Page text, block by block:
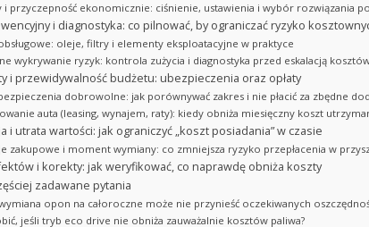
i przyczepność ekonomicznie: ciśnienie, ustawienia i wybór rozwiązania
i diagnostyka: co pilnować, by ograniczać ryzyko
oleje, filtry i elementy eksploatacyjne w praktyce
wykrywanie ryzyk: kontrola zużycia i diagnostyka przed eskalacją
i przewidywalność budżetu: ubezpieczenia oraz opłaty
dobrowolne: jak porównywać zakres i nie płacić za zbędne
auta (leasing, wynajem, raty): kiedy obniża miesięczny koszt
i utrata wartości: jak ograniczyć „koszt posiadania” w czasie
zakupowe i moment wymiany: co zmniejsza ryzyko przepłacenia w
i korekty: jak weryfikować, co naprawdę obniża koszty
zadawane pytania
opon na całoroczne może nie przynieść oczekiwanych
jeśli tryb eco drive nie obniża zauważalnie kosztów paliwa?